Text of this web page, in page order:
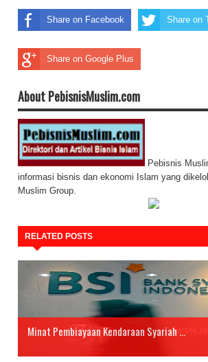
Share on Facebook Share on
Share on Google Plus
About PebisnisMuslim.com
Pebisnis
informasi bisnis dan ekonomi Islam yang
Muslim Group.
RELATED POSTS
Minat Pembiayaan Kendaraan Syariah ...